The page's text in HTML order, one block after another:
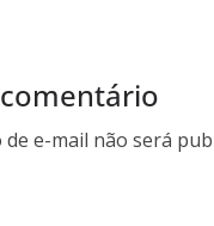
de e-mail não será